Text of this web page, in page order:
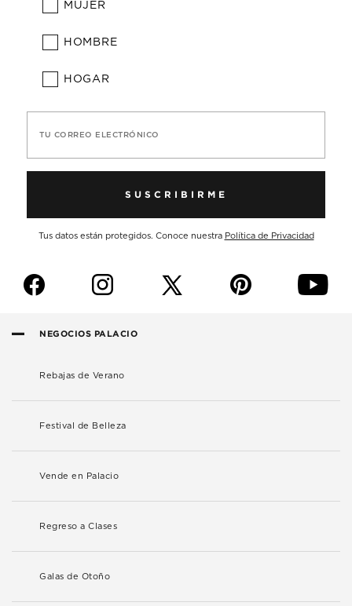
MUJER
HOMBRE
HOGAR
TU CORREO ELECTRÓNICO
SUSCRIBIRME
Tus datos están protegidos. Conoce nuestra Política de Privacidad
f i p y
NEGOCIOS PALACIO
Rebajas de Verano
Festival de Belleza
Vende en Palacio
Regreso a Clases
Galas de Otoño